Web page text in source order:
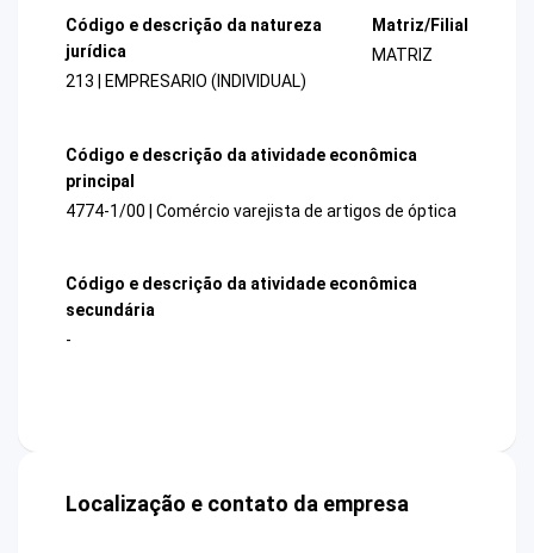
Código e descrição da natureza
jurídica
213 | EMPRESARIO (INDIVIDUAL)
Matriz/Filial
MATRIZ
Código e descrição da atividade econômica
principal
4774-1/00 | Comércio varejista de artigos de óptica
Código e descrição da atividade econômica
secundária
-
Localização e contato da empresa